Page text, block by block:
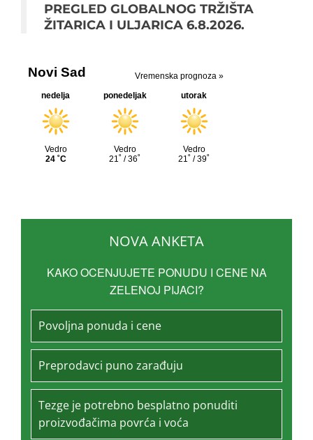
PREGLED GLOBALNOG TRŽIŠTA
ŽITARICA I ULJARICA 6.8.2026.
NOVA ANKETA
KAKO OCENJUJETE PONUDU I CENE NA
ZELENOJ PIJACI?
Povoljna ponuda i cene
Preprodavci puno zarađuju
Tezge je potrebno besplatno ponuditi
proizvođačima povrća i voća